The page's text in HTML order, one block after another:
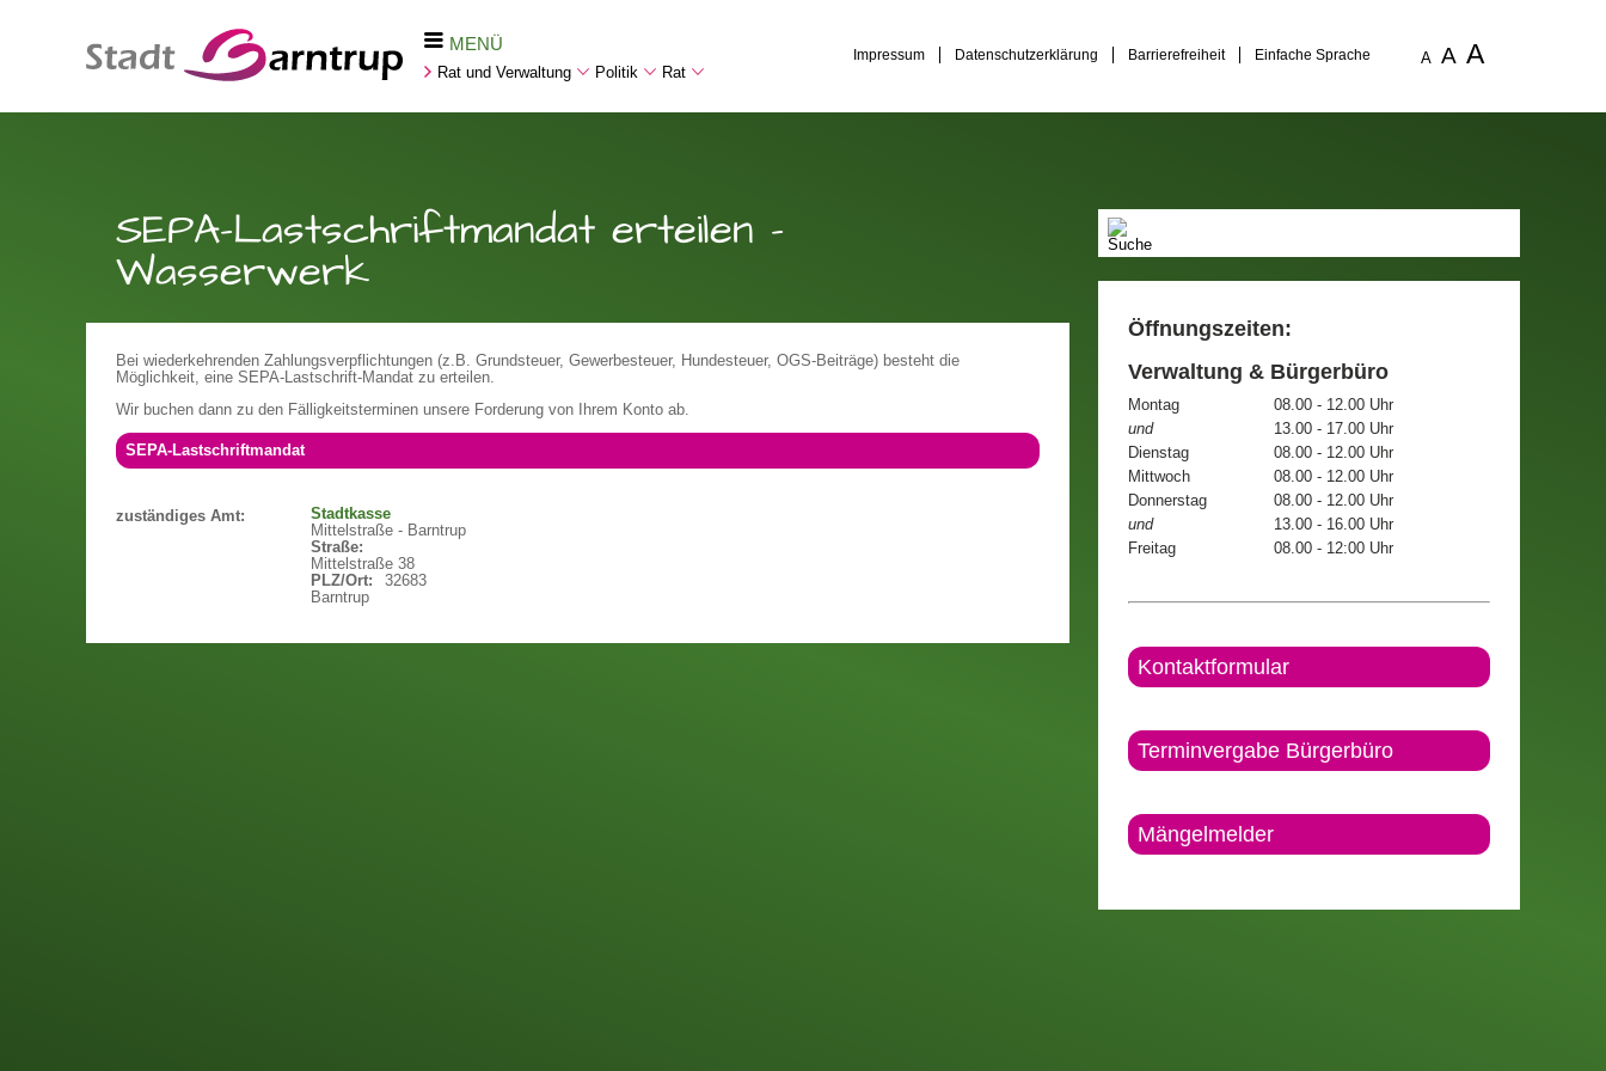
MENÜ
Rat und Verwaltung Politik Rat
Impressum Datenschutzerklärung Barrierefreiheit Einfache Sprache A A A
SEPA-Lastschriftmandat erteilen -
Wasserwerk
Bei wiederkehrenden Zahlungsverpflichtungen (z.B. Grundsteuer, Gewerbesteuer, Hundesteuer, OGS-Beiträge) besteht die
Möglichkeit, eine SEPA-Lastschrift-Mandat zu erteilen.
Wir buchen dann zu den Fälligkeitsterminen unsere Forderung von Ihrem Konto ab.
SEPA-Lastschriftmandat
zuständiges Amt:
Stadtkasse
Mittelstraße - Barntrup
Straße:
Mittelstraße 38
PLZ/Ort:
32683
Barntrup
Öffnungszeiten:
Verwaltung & Bürgerbüro
Montag
08.00 - 12.00 Uhr
und
13.00 - 17.00 Uhr
Dienstag
08.00 - 12.00 Uhr
Mittwoch
08.00 - 12.00 Uhr
Donnerstag
08.00 - 12.00 Uhr
und
13.00 - 16.00 Uhr
Freitag
08.00 - 12:00 Uhr
Kontaktformular
Terminvergabe Bürgerbüro
Mängelmelder